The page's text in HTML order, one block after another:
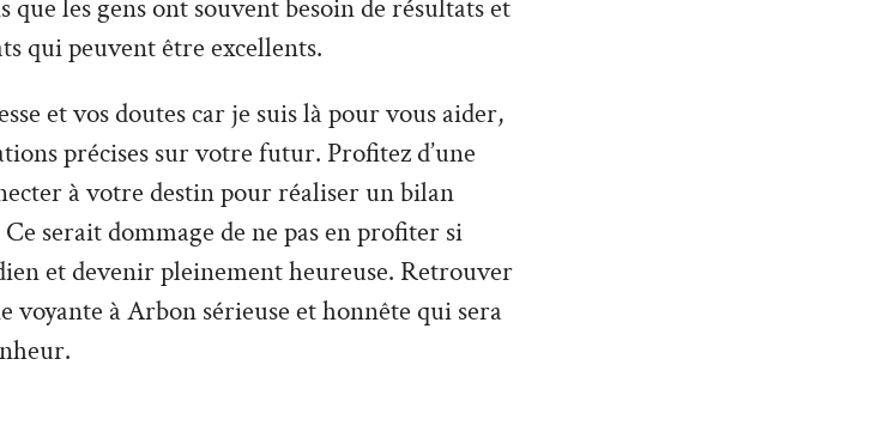
que les gens ont souvent besoin de résultats et
qui peuvent être excellents.
et vos doutes car je suis là pour vous aider,
précises sur votre futur. Profitez d’une
à votre destin pour réaliser un bilan
serait dommage de ne pas en profiter si
et devenir pleinement heureuse. Retrouver
voyante à Arbon sérieuse et honnête qui sera